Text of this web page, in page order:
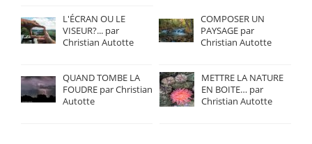
L'ÉCRAN OU LE
VISEUR?... par
Christian Autotte
COMPOSER UN
PAYSAGE par
Christian Autotte
QUAND TOMBE LA
FOUDRE par Christian
Autotte
METTRE LA NATURE
EN BOITE… par
Christian Autotte